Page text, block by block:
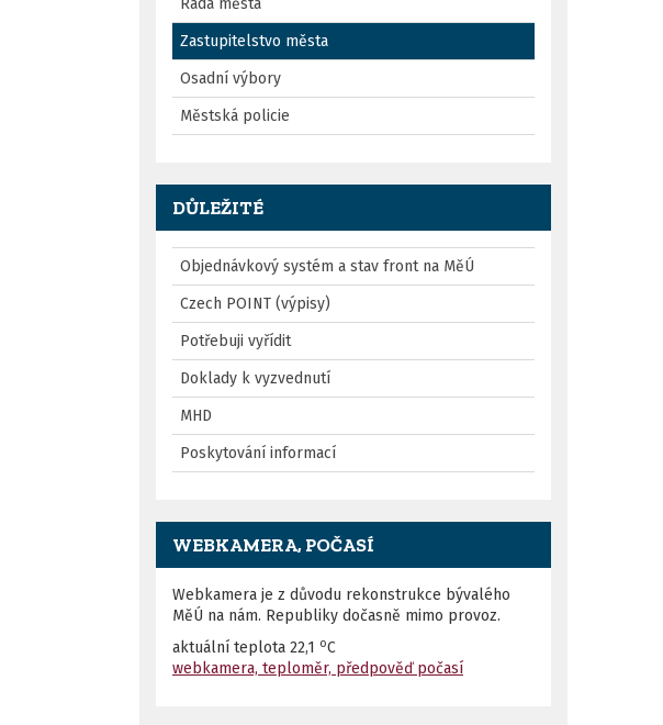
Rada města
Zastupitelstvo města
Osadní výbory
Městská policie
DŮLEŽITÉ
Objednávkový systém a stav front na MěÚ
Czech POINT (výpisy)
Potřebuji vyřídit
Doklady k vyzvednutí
MHD
Poskytování informací
WEBKAMERA, POČASÍ
Webkamera je z důvodu rekonstrukce bývalého
MěÚ na nám. Republiky dočasně mimo provoz.
aktuální teplota 22,1 oC
webkamera, teploměr, předpověď počasí